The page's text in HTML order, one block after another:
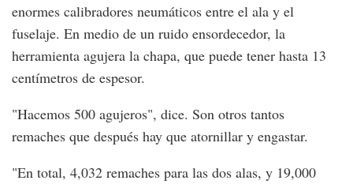
enormes calibradores neumáticos entre el ala y el
fuselaje. En medio de un ruido ensordecedor, la
herramienta agujera la chapa, que puede tener hasta 13
centímetros de espesor.
"Hacemos 500 agujeros", dice. Son otros tantos
remaches que después hay que atornillar y engastar.
"En total, 4,032 remaches para las dos alas, y 19,000